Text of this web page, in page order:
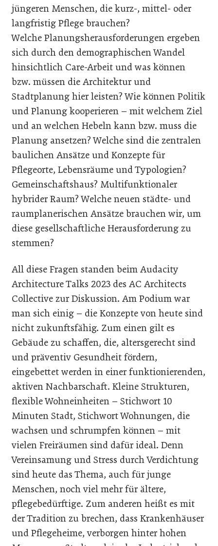
jüngeren Menschen, die kurz-, mittel- oder
langfristig Pflege brauchen?
Welche Planungsherausforderungen ergeben
sich durch den demographischen Wandel
hinsichtlich Care-Arbeit und was können
bzw. müssen die Architektur und
Stadtplanung hier leisten? Wie können Politik
und Planung kooperieren – mit welchem Ziel
und an welchen Hebeln kann bzw. muss die
Planung ansetzen? Welche sind die zentralen
baulichen Ansätze und Konzepte für
Pflegeorte, Lebensräume und Typologien?
Gemeinschaftshaus? Multifunktionaler
hybrider Raum? Welche neuen städte- und
raumplanerischen Ansätze brauchen wir, um
diese gesellschaftliche Herausforderung zu
stemmen?
All diese Fragen standen beim Audacity
Architecture Talks 2023 des AC Architects
Collective zur Diskussion. Am Podium war
man sich einig – die Konzepte von heute sind
nicht zukunftsfähig. Zum einen gilt es
Gebäude zu schaffen, die, altersgerecht sind
und präventiv Gesundheit fördern,
eingebettet werden in einer funktionierenden,
aktiven Nachbarschaft. Kleine Strukturen,
flexible Wohneinheiten – Stichwort 10
Minuten Stadt, Stichwort Wohnungen, die
wachsen und schrumpfen können – mit
vielen Freiräumen sind dafür ideal. Denn
Vereinsamung und Stress durch Verdichtung
sind heute das Thema, auch für junge
Menschen, noch viel mehr für ältere,
pflegebedürftige. Zum anderen heißt es mit
der Tradition zu brechen, dass Krankenhäuser
und Pflegeheime, verborgen hinter hohen